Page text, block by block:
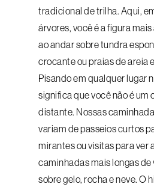
tradicional de trilha. Aqui,
árvores, você é a figura
ao andar sobre tundra
crocante ou praias de areia
Pisando em qualquer lugar
significa que você não é um
distante. Nossas
variam de passeios curtos
mirantes ou visitas para ver
caminhadas mais longas
sobre gelo, rocha e neve. O